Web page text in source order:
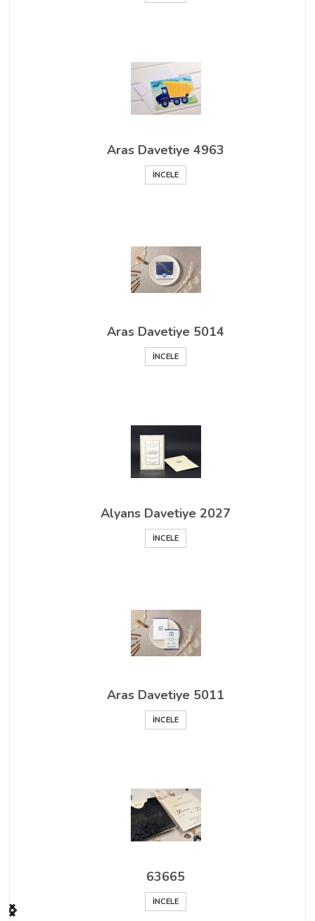
Aras Davetiye 4963
İNCELE
Aras Davetiye 5014
İNCELE
Alyans Davetiye 2027
İNCELE
Aras Davetiye 5011
İNCELE
63665
İNCELE